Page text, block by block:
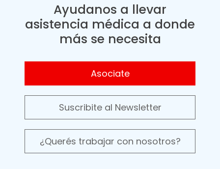
Ayudanos a llevar
asistencia médica a donde
más se necesita
Asociate
Suscribite al Newsletter
¿Querés trabajar con nosotros?